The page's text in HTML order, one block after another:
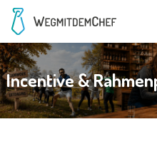
Incentive &